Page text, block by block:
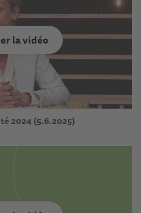
la vidéo
2024 (5.6.2025)